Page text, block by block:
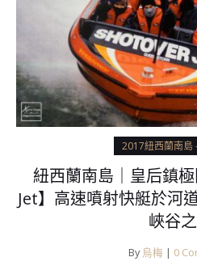
2017紐西蘭南島
紐西蘭南島｜皇后鎮
Jet】高速噴射快艇於河
峽谷
By 烏梅 | 0